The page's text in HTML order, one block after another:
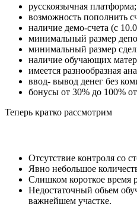
русскоязычная платформа;
возможность пополнить
наличие демо-счета (с
минимальный размер
минимальный размер
наличие обучающих
имеется разнообразная
ввод- вывод денег без
бонусы от 30% до 100%
Теперь кратко рассмотрим
Отсутствие контроля со
Явно небольшое
Слишком короткое время
Недостаточный обьем
важнейшем участке.